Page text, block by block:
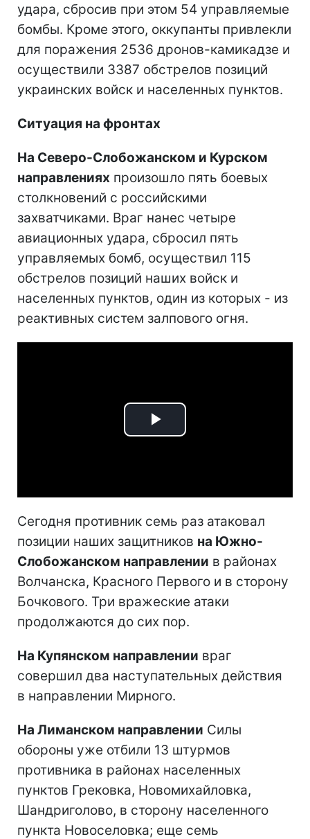
удара, сбросив при этом 54 управляемые
бомбы. Кроме этого, оккупанты привлекли
для поражения 2536 дронов-камикадзе и
осуществили 3387 обстрелов позиций
украинских войск и населенных пунктов.
Ситуация на фронтах
На Северо-Слобожанском и Курском
направлениях произошло пять боевых
столкновений с российскими
захватчиками. Враг нанес четыре
авиационных удара, сбросил пять
управляемых бомб, осуществил 115
обстрелов позиций наших войск и
населенных пунктов, один из которых - из
реактивных систем залпового огня.
Play
Сегодня противник семь раз атаковал
позиции наших защитников на Южно-
Слобожанском направлении в районах
Волчанска, Красного Первого и в сторону
Бочкового. Три вражеские атаки
продолжаются до сих пор.
На Купянском направлении враг
совершил два наступательных действия
в направлении Мирного.
На Лиманском направлении Силы
обороны уже отбили 13 штурмов
противника в районах населенных
пунктов Грековка, Новомихайловка,
Шандриголово, в сторону населенного
пункта Новоселовка; еще семь